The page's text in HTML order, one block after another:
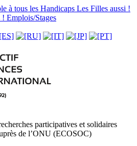
à tous les Handicaps Les Filles aussi !
! Emplois/Stages
participatives et solidaires
de l’ONU (ECOSOC)